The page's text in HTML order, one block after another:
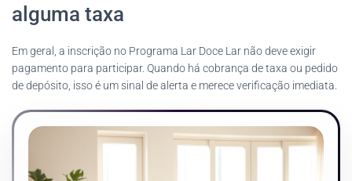
alguma taxa
Em geral, a inscrição no Programa Lar Doce Lar não deve exigir
pagamento para participar. Quando há cobrança de taxa ou pedido
de depósito, isso é um sinal de alerta e merece verificação imediata.